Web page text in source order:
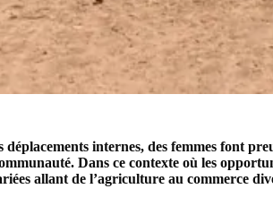
déplacements internes, des femmes font
Dans ce contexte où les
allant de l’agriculture au commerce